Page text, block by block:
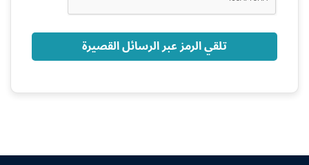
تلقي الرمز عبر الرسائل القصيرة